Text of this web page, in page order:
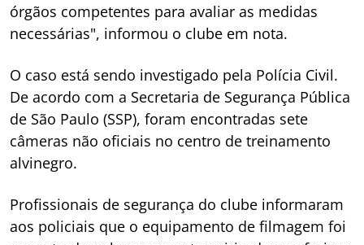
órgãos competentes para avaliar as medidas
necessárias", informou o clube em nota.
O caso está sendo investigado pela Polícia Civil.
De acordo com a Secretaria de Segurança Pública
de São Paulo (SSP), foram encontradas sete
câmeras não oficiais no centro de treinamento
alvinegro.
Profissionais de segurança do clube informaram
aos policiais que o equipamento de filmagem foi